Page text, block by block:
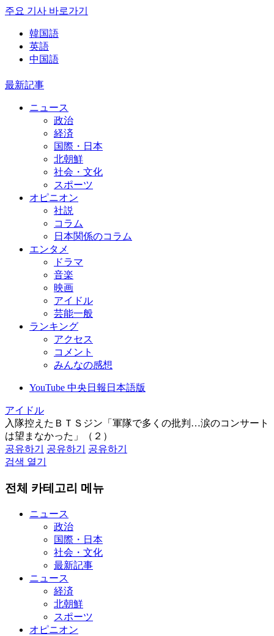
주요 기사 바로가기
韓国語
英語
中国語
最新記事
ニュース
政治
経済
国際・日本
北朝鮮
社会・文化
スポーツ
オピニオン
社説
コラム
日本関係のコラム
エンタメ
ドラマ
音楽
映画
アイドル
芸能一般
ランキング
アクセス
コメント
みんなの感想
YouTube 中央日報日本語版
アイドル
入隊控えたＢＴＳジン「軍隊で多くの批判…涙のコンサート
は望まなかった」（２）
공유하기
공유하기
공유하기
검색 열기
전체 카테고리 메뉴
ニュース
政治
国際・日本
社会・文化
最新記事
ニュース
経済
北朝鮮
スポーツ
オピニオン